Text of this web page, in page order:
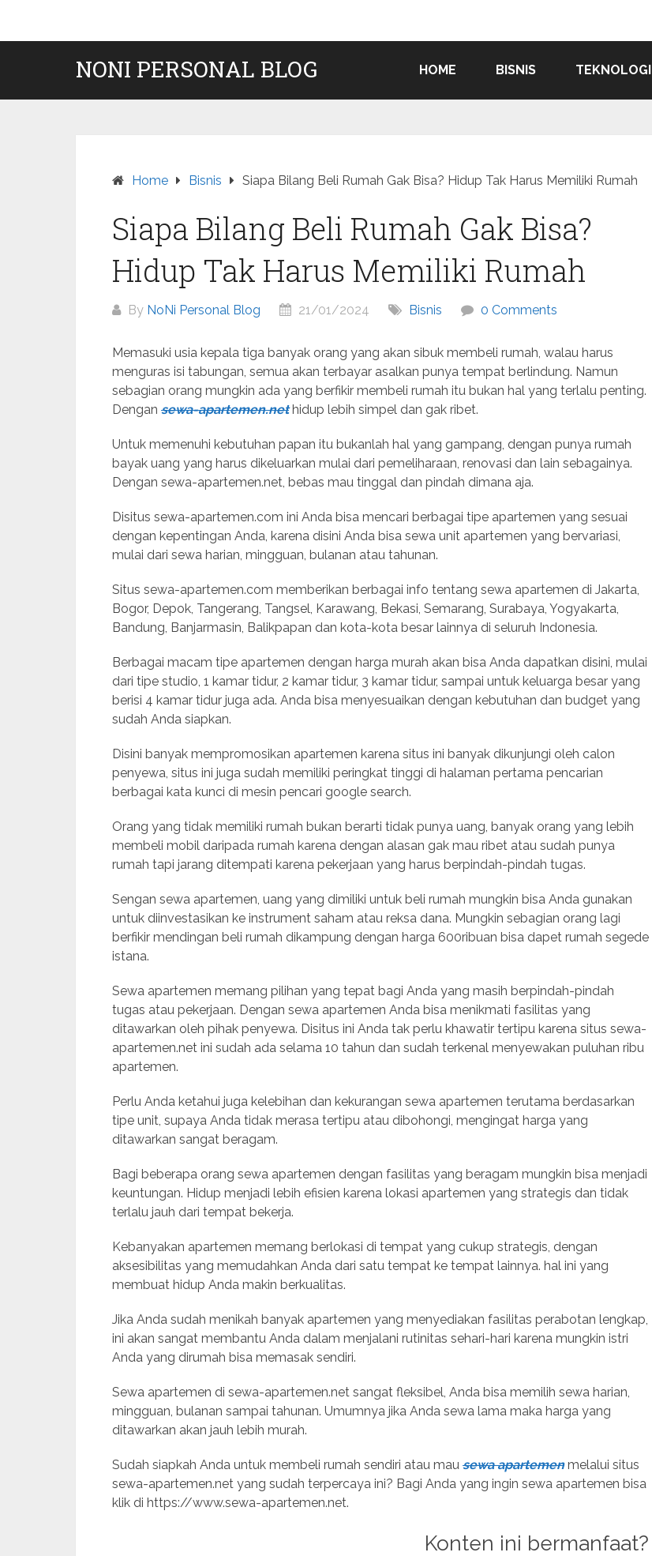
content
NONI PERSONAL BLOG HOME BISNIS TEKNOLOGI
Home Bisnis Siapa Bilang Beli Rumah Gak Bisa? Hidup Tak Harus Memiliki Rumah
Siapa Bilang Beli Rumah Gak Bisa?
Hidup Tak Harus Memiliki Rumah
By NoNi Personal Blog 21/01/2024 Bisnis 0 Comments
Memasuki usia kepala tiga banyak orang yang akan sibuk membeli rumah, walau harus
menguras isi tabungan, semua akan terbayar asalkan punya tempat berlindung. Namun
sebagian orang mungkin ada yang berfikir membeli rumah itu bukan hal yang terlalu penting.
Dengan sewa-apartemen.nethidup lebih simpel dan gak ribet.
Untuk memenuhi kebutuhan papan itu bukanlah hal yang gampang, dengan punya rumah
bayak uang yang harus dikeluarkan mulai dari pemeliharaan, renovasi dan lain sebagainya.
Dengan sewa-apartemen.net, bebas mau tinggal dan pindah dimana aja.
Disitus sewa-apartemen.com ini Anda bisa mencari berbagai tipe apartemen yang sesuai
dengan kepentingan Anda, karena disini Anda bisa sewa unit apartemen yang bervariasi,
mulai dari sewa harian, mingguan, bulanan atau tahunan.
Situs sewa-apartemen.com memberikan berbagai info tentang sewa apartemen di Jakarta,
Bogor, Depok, Tangerang, Tangsel, Karawang, Bekasi, Semarang, Surabaya, Yogyakarta,
Bandung, Banjarmasin, Balikpapan dan kota-kota besar lainnya di seluruh Indonesia.
Berbagai macam tipe apartemen dengan harga murah akan bisa Anda dapatkan disini, mulai
dari tipe studio, 1 kamar tidur, 2 kamar tidur, 3 kamar tidur, sampai untuk keluarga besar yang
berisi 4 kamar tidur juga ada. Anda bisa menyesuaikan dengan kebutuhan dan budget yang
sudah Anda siapkan.
Disini banyak mempromosikan apartemen karena situs ini banyak dikunjungi oleh calon
penyewa, situs ini juga sudah memiliki peringkat tinggi di halaman pertama pencarian
berbagai kata kunci di mesin pencari google search.
Orang yang tidak memiliki rumah bukan berarti tidak punya uang, banyak orang yang lebih
membeli mobil daripada rumah karena dengan alasan gak mau ribet atau sudah punya
rumah tapi jarang ditempati karena pekerjaan yang harus berpindah-pindah tugas.
Sengan sewa apartemen, uang yang dimiliki untuk beli rumah mungkin bisa Anda gunakan
untuk diinvestasikan ke instrument saham atau reksa dana. Mungkin sebagian orang lagi
berfikir mendingan beli rumah dikampung dengan harga 600ribuan bisa dapet rumah segede
istana.
Sewa apartemen memang pilihan yang tepat bagi Anda yang masih berpindah-pindah
tugas atau pekerjaan. Dengan sewa apartemen Anda bisa menikmati fasilitas yang
ditawarkan oleh pihak penyewa. Disitus ini Anda tak perlu khawatir tertipu karena situs sewa-
apartemen.net ini sudah ada selama 10 tahun dan sudah terkenal menyewakan puluhan ribu
apartemen.
Perlu Anda ketahui juga kelebihan dan kekurangan sewa apartemen terutama berdasarkan
tipe unit, supaya Anda tidak merasa tertipu atau dibohongi, mengingat harga yang
ditawarkan sangat beragam.
Bagi beberapa orang sewa apartemen dengan fasilitas yang beragam mungkin bisa menjadi
keuntungan. Hidup menjadi lebih efisien karena lokasi apartemen yang strategis dan tidak
terlalu jauh dari tempat bekerja.
Kebanyakan apartemen memang berlokasi di tempat yang cukup strategis, dengan
aksesibilitas yang memudahkan Anda dari satu tempat ke tempat lainnya. hal ini yang
membuat hidup Anda makin berkualitas.
Jika Anda sudah menikah banyak apartemen yang menyediakan fasilitas perabotan lengkap,
ini akan sangat membantu Anda dalam menjalani rutinitas sehari-hari karena mungkin istri
Anda yang dirumah bisa memasak sendiri.
Sewa apartemen di sewa-apartemen.net sangat fleksibel, Anda bisa memilih sewa harian,
mingguan, bulanan sampai tahunan. Umumnya jika Anda sewa lama maka harga yang
ditawarkan akan jauh lebih murah.
Sudah siapkah Anda untuk membeli rumah sendiri atau mau sewa apartemenmelalui situs
sewa-apartemen.net yang sudah terpercaya ini? Bagi Anda yang ingin sewa apartemen bisa
klik di https://www.sewa-apartemen.net.
Konten ini bermanfaat?